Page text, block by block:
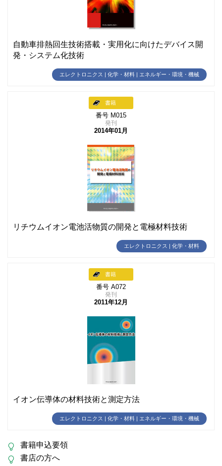
自動車排熱回生技術搭載・実用化に向けたデバイス開
発・システム化技術
エレクトロニクス | 化学・材料 | エネルギー・環境・機械
書籍
番号 M015
発刊
2014年01月
リチウムイオン電池活物質の開発と電極材料技術
エレクトロニクス | 化学・材料
書籍
番号 A072
発刊
2011年12月
イオン伝導体の材料技術と測定方法
エレクトロニクス | 化学・材料 | エネルギー・環境・機械
書籍申込要領
書店の方へ